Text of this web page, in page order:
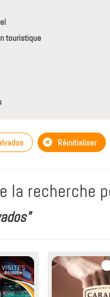
touristique
Réinitialiser
la recherche